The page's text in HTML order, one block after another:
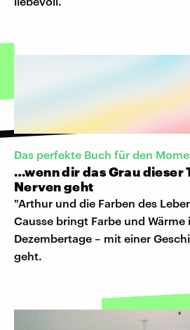
Das perfekte Buch für den
…wenn dir das Grau dieser
Nerven geht
"Arthur und die Farben des
Causse bringt Farbe und Wärme
Dezembertage – mit einer
geht.